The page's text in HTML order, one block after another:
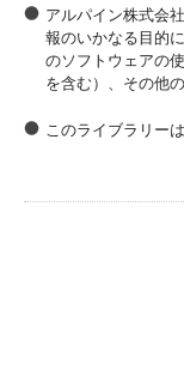
アルパイン株式会
報のいかなる目的
のソフトウェアの
を含む）、その他
このライブラリー